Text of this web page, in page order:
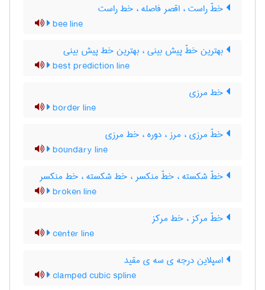
خطّ راست ، اقصر فاصله ، خط راست
bee line
بهترین خطّ پیش بینی ، بهترین خط پیش بینی
best prediction line
خط مرزی
border line
خطّ مرزی ، مرز ، دوره ، خط مرزی
boundary line
خطّ شکسته ، خطّ منکسر ، خط شکسته ، خط منکسر
broken line
خطّ مرکز ، خط مرکز
center line
اسپلاین درجه ی سه ی مقید
clamped cubic spline